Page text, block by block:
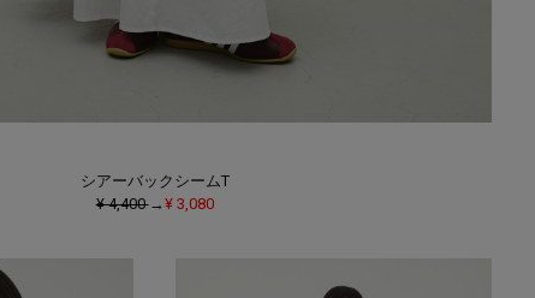
シアーバックシームT
¥ 4,400→ ¥ 3,080